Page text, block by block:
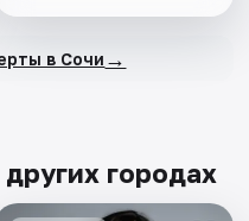
в Сочи →
городах